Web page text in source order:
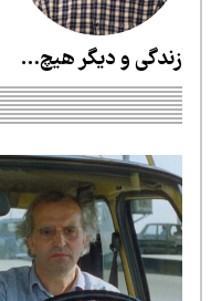
و دیگر هیچ…